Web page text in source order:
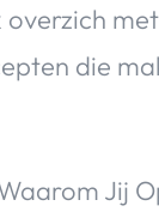
overzich
die
Jij